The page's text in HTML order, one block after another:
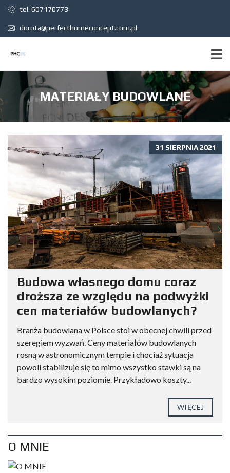
tel. 607170773
dorota@perfecthomeconcept.com.pl
MATERIAŁY BUDOWLANE
31 SIERPNIA 2021
Budowa własnego domu coraz
droższa ze względu na podwyżki
cen materiałów budowlanych?
Branża budowlana w Polsce stoi w obecnej chwili przed
szeregiem wyzwań. Ceny materiałów budowlanych
rosną w astronomicznym tempie i chociaż sytuacja
powoli stabilizuje się to mimo wszystko stawki są na
bardzo wysokim poziomie. Przykładowo koszty...
WIĘCEJ
O MNIE